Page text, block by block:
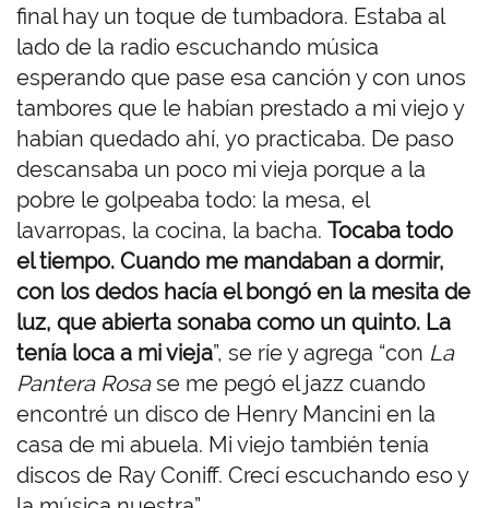
final hay un toque de tumbadora. Estaba al
lado de la radio escuchando música
esperando que pase esa canción y con unos
tambores que le habían prestado a mi viejo y
habían quedado ahí, yo practicaba. De paso
descansaba un poco mi vieja porque a la
pobre le golpeaba todo: la mesa, el
lavarropas, la cocina, la bacha. Tocaba todo
el tiempo. Cuando me mandaban a dormir,
con los dedos hacía el bongó en la mesita de
luz, que abierta sonaba como un quinto. La
tenía loca a mi vieja”, se ríe y agrega “con La
Pantera Rosase me pegó el jazz cuando
encontré un disco de Henry Mancini en la
casa de mi abuela. Mi viejo también tenía
discos de Ray Coniff. Crecí escuchando eso y